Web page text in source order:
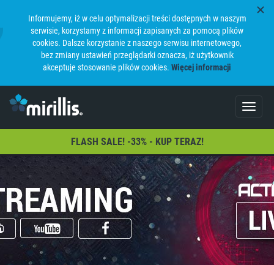
Informujemy, iż w celu optymalizacji treści dostępnych w naszym
serwisie, korzystamy z informacji zapisanych za pomocą plików
cookies. Dalsze korzystanie z naszego serwisu internetowego,
bez zmiany ustawień przeglądarki oznacza, iż użytkownik
akceptuje stosowanie plików cookies. Więcej informacji
Toggle
FLASH SALE! -33% - KUP TERAZ!